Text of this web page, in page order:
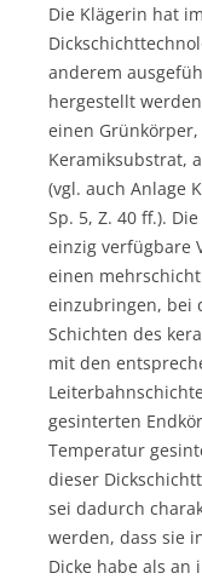
Die Klägerin hat
anderem
hergestellt
einen
Keramiksubstrat,
(vgl. auch Anlage
Sp. 5, Z. 40 ff.).
einzig verfügbare
einen
einzubringen, bei
Schichten des
mit den
gesinterten
Temperatur
dieser
sei dadurch
werden, dass sie
Dicke habe als an